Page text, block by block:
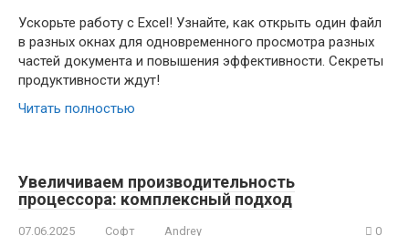
Ускорьте работу с Excel! Узнайте, как открыть один файл
в разных окнах для одновременного просмотра разных
частей документа и повышения эффективности. Секреты
продуктивности ждут!
Читать полностью
Увеличиваем производительность
процессора: комплексный подход
07.06.2025 Софт Andrey 0